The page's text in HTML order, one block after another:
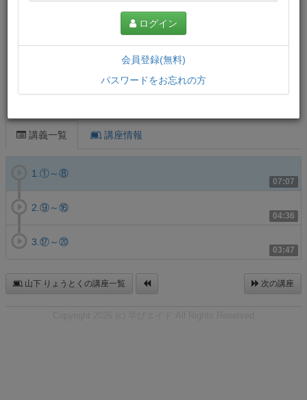
講義一覧 講座情報
07:07
1.①～⑧
04:36
2.⑨～⑯
03:47
3.⑰～⑳
山下 りょうとくの講座一覧 次の講座
ログイン
会員登録(無料)
パスワードをお忘れの方